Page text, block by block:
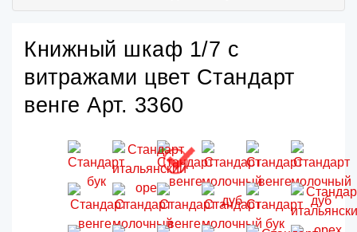
Книжный шкаф 1/7 с
витражами цвет Стандарт
венге Арт. 3360